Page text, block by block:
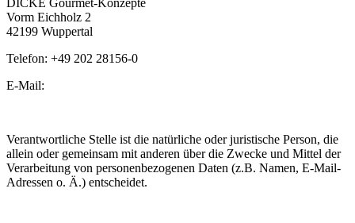
Vorm Eichholz 2
42199 Wuppertal
Telefon: +49 202 28156-0
E-Mail:
Verantwortliche Stelle ist die natürliche oder juristische Person, die
allein oder gemeinsam mit anderen über die Zwecke und Mittel der
Verarbeitung von personenbezogenen Daten (z.B. Namen, E-Mail-
Adressen o. Ä.) entscheidet.